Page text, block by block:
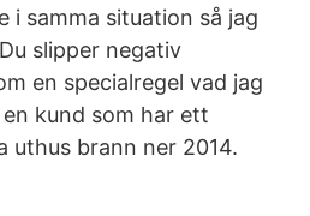
i samma situation så jag
slipper negativ
en specialregel vad jag
kund som har ett
uthus brann ner 2014.